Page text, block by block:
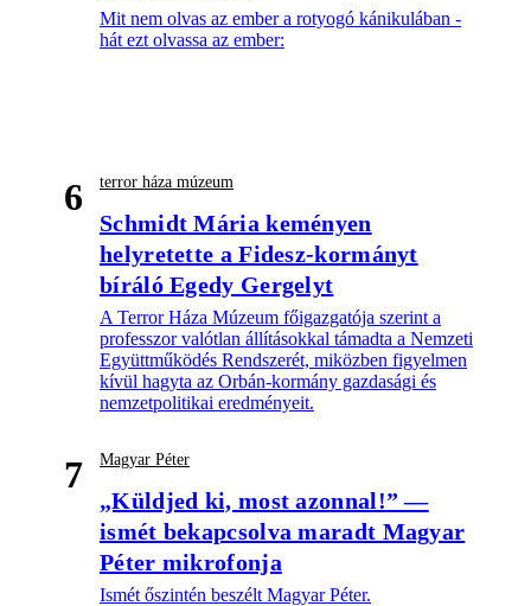
Mit nem olvas az ember a rotyogó kánikulában -
hát ezt olvassa az ember:
6 terror háza múzeum
Schmidt Mária keményen
helyretette a Fidesz-kormányt
bíráló Egedy Gergelyt
A Terror Háza Múzeum főigazgatója szerint a
professzor valótlan állításokkal támadta a Nemzeti
Együttműködés Rendszerét, miközben figyelmen
kívül hagyta az Orbán-kormány gazdasági és
nemzetpolitikai eredményeit.
7 Magyar Péter
„Küldjed ki, most azonnal!” —
ismét bekapcsolva maradt Magyar
Péter mikrofonja
Ismét őszintén beszélt Magyar Péter.